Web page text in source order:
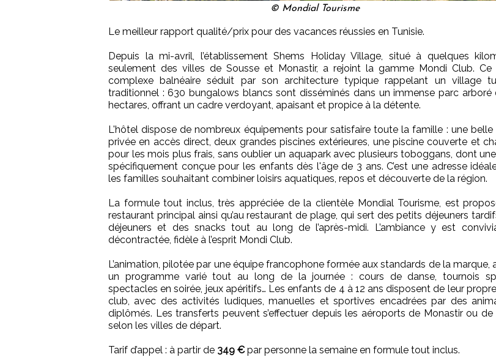
© Mondial Tourisme
Le meilleur rapport qualité/prix pour des vacances réussies en Tunisie.
Depuis la mi-avril, l’établissement Shems Holiday Village, situé à quelques
seulement des villes de Sousse et Monastir, a rejoint la gamme Mondi Club. Ce
complexe balnéaire séduit par son architecture typique rappelant un village
traditionnel : 630 bungalows blancs sont disséminés dans un immense parc arboré
hectares, offrant un cadre verdoyant, apaisant et propice à la détente.
L'hôtel dispose de nombreux équipements pour satisfaire toute la famille : une belle
privée en accès direct, deux grandes piscines extérieures, une piscine couverte et
pour les mois plus frais, sans oublier un aquapark avec plusieurs toboggans, dont
spécifiquement conçue pour les enfants dès l'âge de 3 ans. C’est une adresse
les familles souhaitant combiner loisirs aquatiques, repos et découverte de la région.
La formule tout inclus, très appréciée de la clientèle Mondial Tourisme, est
restaurant principal ainsi qu’au restaurant de plage, qui sert des petits déjeuners
déjeuners et des snacks tout au long de l’après-midi. L’ambiance y est
décontractée, fidèle à l’esprit Mondi Club.
L’animation, pilotée par une équipe francophone formée aux standards de la marque,
un programme varié tout au long de la journée : cours de danse, tournois
spectacles en soirée, jeux apéritifs… Les enfants de 4 à 12 ans disposent de leur
club, avec des activités ludiques, manuelles et sportives encadrées par des
diplômés. Les transferts peuvent s’effectuer depuis les aéroports de Monastir ou de
selon les villes de départ.
Tarif d’appel : à partir de 349 €par personne la semaine en formule tout inclus.